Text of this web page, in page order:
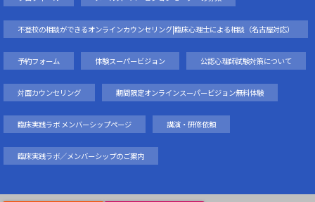
不登校の相談ができるオンラインカウンセリング|臨床心理士による相談（名古屋対応）
予約フォーム 体験スーパービジョン 公認心理師試験対策について
対面カウンセリング 期間限定オンラインスーパービジョン無料体験
臨床実践ラボ メンバーシップページ 講演・研修依頼
臨床実践ラボ／メンバーシップのご案内